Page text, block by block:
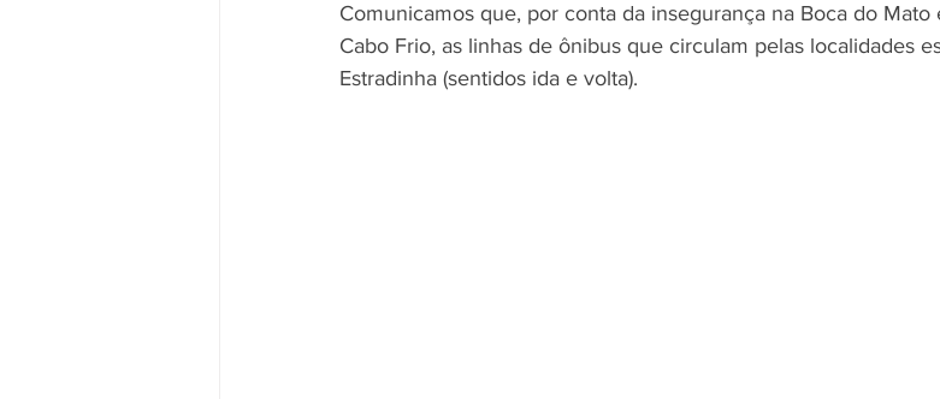
Comunicamos que, por conta da insegurança na Boca do
Cabo Frio, as linhas de ônibus que circulam pelas localidades
Estradinha (sentidos ida e volta).